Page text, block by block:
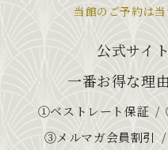
当館のご予約は
公式サイ
一番お得な理
①ベストレート保証
③メルマガ会員割引